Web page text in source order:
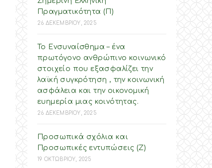
Πραγματικότητα (Π)
26 ΔΕΚΕΜΒΡΙΟΥ, 2025
Το Ενσυναίσθημα – ένα
πρωτόγονο ανθρώπινο κοινωνικό
στοιχείο που εξασφαλίζει την
λαϊκή συγκρότηση , την κοινωνική
ασφάλεια και την οικονομική
ευημερία μιας κοινότητας.
26 ΔΕΚΕΜΒΡΙΟΥ, 2025
Προσωπικά σχόλια και
Προσωπικές εντυπώσεις (Ζ)
19 ΟΚΤΩΒΡΙΟΥ, 2025